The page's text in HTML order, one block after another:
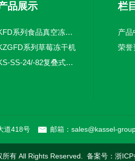
品展示
KFD系列食品真空冻干机
系列草莓冻干机
KS-SS-24/-82复叠式冷冻机
栏
产品
荣誉
道418号 邮箱：sales@kassel-
有 All Rights Reserved. 备案号： 浙